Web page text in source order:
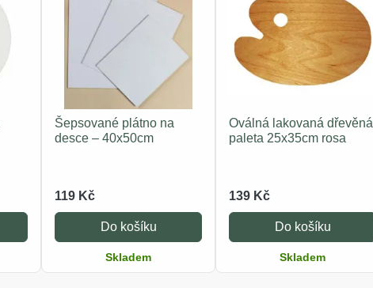
Šepsované plátno na
desce – 40x50cm
119 Kč
Do košíku
Skladem
Oválná lakovaná dřevěná
paleta 25x35cm rosa
139 Kč
Do košíku
Skladem